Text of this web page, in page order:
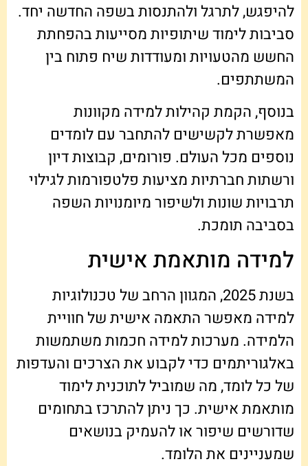
להיפגש, לתרגל ולהתנסות בשפה החדשה יחד.
סביבות לימוד שיתופיות מסייעות בהפחתת
החשש מהטעויות ומעודדות שיח פתוח בין
המשתתפים.
בנוסף, הקמת קהילות למידה מקוונות
מאפשרת לקשישים להתחבר עם לומדים
נוספים מכל העולם. פורומים, קבוצות דיון
ורשתות חברתיות מציעות פלטפורמות לגילוי
תרבויות שונות ולשיפור מיומנויות השפה
בסביבה תומכת.
למידה מותאמת אישית
בשנת 2025, המגוון הרחב של טכנולוגיות
למידה מאפשר התאמה אישית של חוויית
הלמידה. מערכות למידה חכמות משתמשות
באלגוריתמים כדי לקבוע את הצרכים והעדפות
של כל לומד, מה שמוביל לתוכנית לימוד
מותאמת אישית. כך ניתן להתרכז בתחומים
שדורשים שיפור או להעמיק בנושאים
שמעניינים את הלומד.